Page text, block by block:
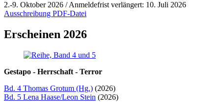
2.-9. Oktober 2026 / Anmeldefrist verlängert: 10. Juli 2026
Ausschreibung PDF-Datei
Erscheinen 2026
Gestapo - Herrschaft - Terror
Bd. 4 Thomas Grotum (Hg.) (2026)
Bd. 5 Lena Haase/Leon Stein (2026)